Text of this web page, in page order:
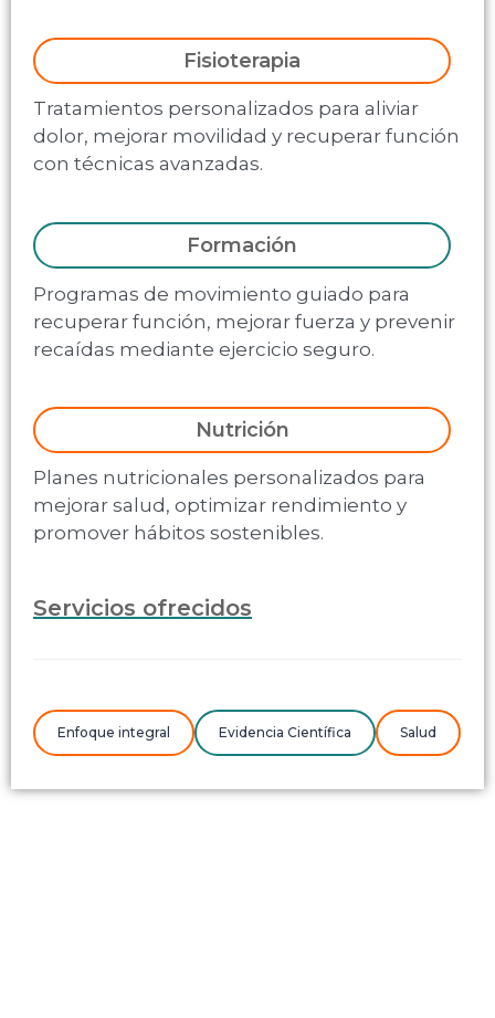
Fisioterapia
Tratamientos personalizados para aliviar
dolor, mejorar movilidad y recuperar función
con técnicas avanzadas.
Formación
Programas de movimiento guiado para
recuperar función, mejorar fuerza y prevenir
recaídas mediante ejercicio seguro.
Nutrición
Planes nutricionales personalizados para
mejorar salud, optimizar rendimiento y
promover hábitos sostenibles.
Servicios ofrecidos
Enfoque integral Evidencia Científica Salud